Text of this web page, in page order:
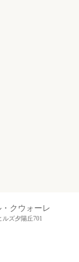
クウォーレ
ズ夕陽丘701